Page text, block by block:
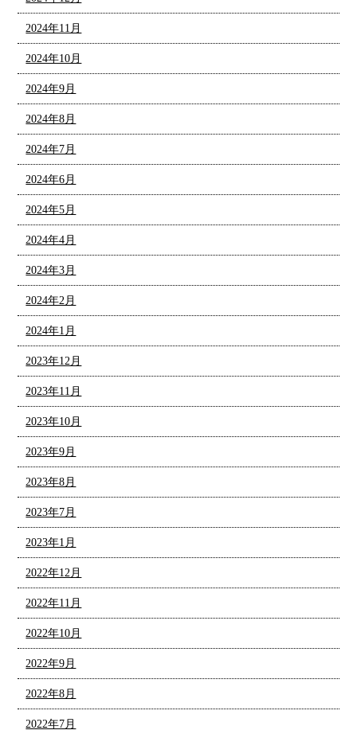
2024年11月
2024年10月
2024年9月
2024年8月
2024年7月
2024年6月
2024年5月
2024年4月
2024年3月
2024年2月
2024年1月
2023年12月
2023年11月
2023年10月
2023年9月
2023年8月
2023年7月
2023年1月
2022年12月
2022年11月
2022年10月
2022年9月
2022年8月
2022年7月